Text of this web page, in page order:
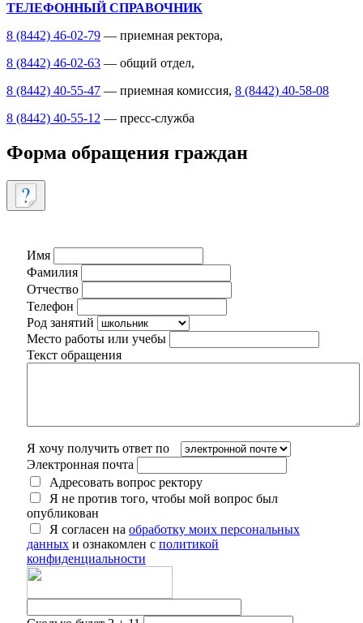
ТЕЛЕФОННЫЙ СПРАВОЧНИК
8 (8442) 46-02-79 — приемная ректора,
8 (8442) 46-02-63 — общий отдел,
8 (8442) 40-55-47 — приемная комиссия, 8 (8442) 40-58-08
8 (8442) 40-55-12 — пресс-служба
Форма обращения граждан
Имя
Фамилия
Отчество
Телефон
Род занятий
Место работы или учебы
Текст обращения
Я хочу получить ответ по
Электронная почта
Адресовать вопрос ректору
Я не против того, чтобы мой вопрос был
опубликован
Я согласен на обработку моих персональных
данных и ознакомлен с политикой
конфиденциальности